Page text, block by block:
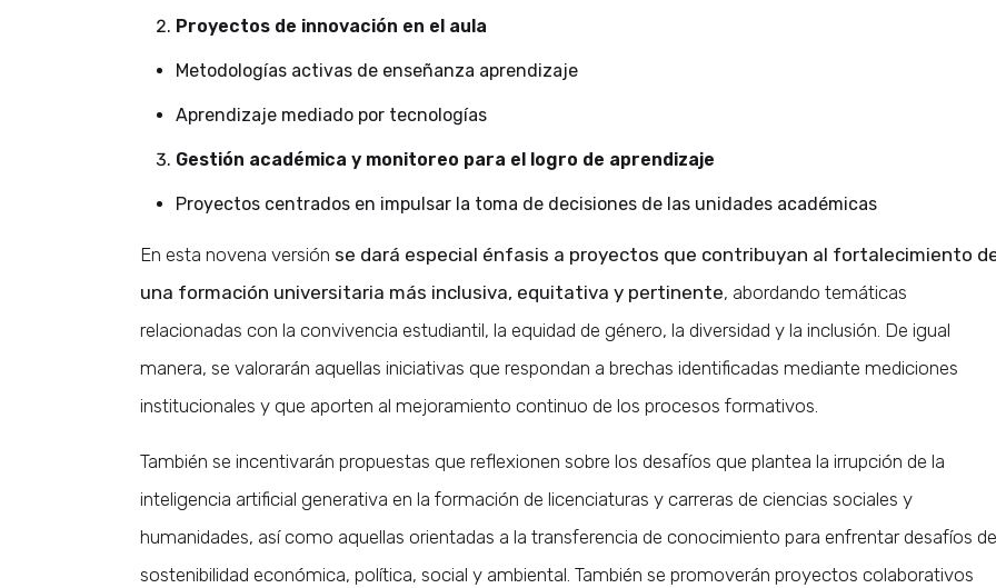
Proyectos de innovación en el aula
Metodologías activas de enseñanza aprendizaje
Aprendizaje mediado por tecnologías
Gestión académica y monitoreo para el logro de aprendizaje
Proyectos centrados en impulsar la toma de decisiones de las unidades académicas
En esta novena versión se dará especial énfasis a proyectos que contribuyan al fortalecimiento
una formación universitaria más inclusiva, equitativa y pertinente, abordando temáticas
relacionadas con la convivencia estudiantil, la equidad de género, la diversidad y la inclusión. De igual
manera, se valorarán aquellas iniciativas que respondan a brechas identificadas mediante mediciones
institucionales y que aporten al mejoramiento continuo de los procesos formativos.
También se incentivarán propuestas que reflexionen sobre los desafíos que plantea la irrupción de la
inteligencia artificial generativa en la formación de licenciaturas y carreras de ciencias sociales y
humanidades, así como aquellas orientadas a la transferencia de conocimiento para enfrentar desafíos de
sostenibilidad económica, política, social y ambiental. También se promoverán proyectos colaborativos